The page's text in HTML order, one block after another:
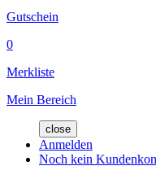
Gutschein
0
Merkliste
Mein Bereich
close
Anmelden
Noch kein